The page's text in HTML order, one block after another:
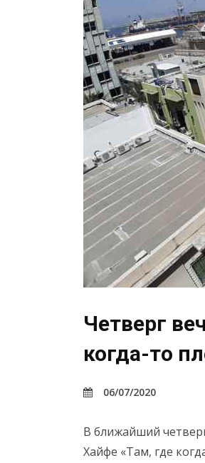
Четверг
когда-то
06/07/2020
В ближайший
Хайфе «Там, где